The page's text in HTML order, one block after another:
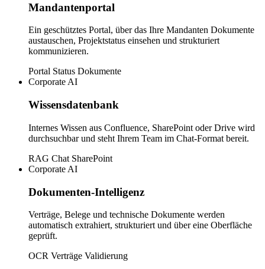
Mandantenportal
Ein geschütztes Portal, über das Ihre Mandanten Dokumente
austauschen, Projektstatus einsehen und strukturiert
kommunizieren.
Portal Status Dokumente
Corporate AI
Wissensdatenbank
Internes Wissen aus Confluence, SharePoint oder Drive wird
durchsuchbar und steht Ihrem Team im Chat-Format bereit.
RAG Chat SharePoint
Corporate AI
Dokumenten-Intelligenz
Verträge, Belege und technische Dokumente werden
automatisch extrahiert, strukturiert und über eine Oberfläche
geprüft.
OCR Verträge Validierung